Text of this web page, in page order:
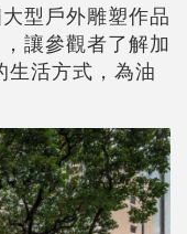
型戶外雕塑作品
讓參觀者了解加
生活方式，為油